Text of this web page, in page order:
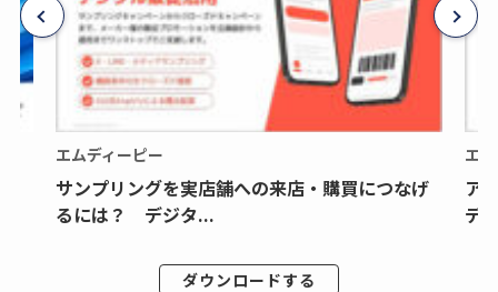
エムディーピー
サンプリングを実店舗への来店・購買につなげ
るには？ デジタ...
ダウンロードする
エ
ア
デ